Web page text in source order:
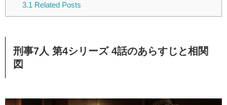
3.1Related Posts
刑事7人 第4シリーズ 4話のあらすじと相関
図